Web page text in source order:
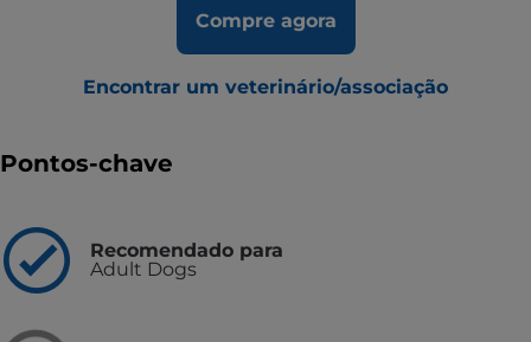
Compre agora
Encontrar um veterinário/associação
Pontos-chave
Recomendado para
Adult Dogs